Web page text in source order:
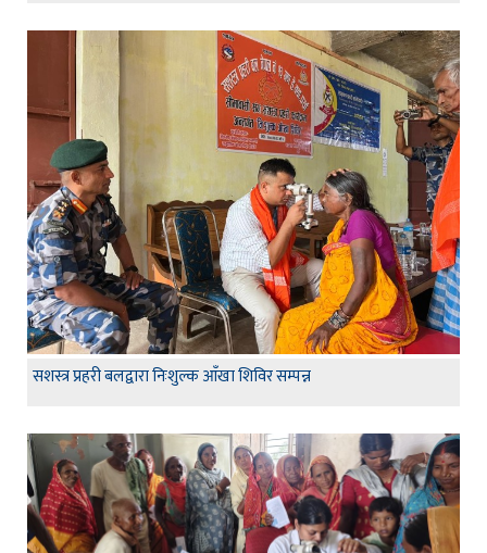
सशस्त्र प्रहरी बलद्वारा निःशुल्क आँखा शिविर सम्पन्न